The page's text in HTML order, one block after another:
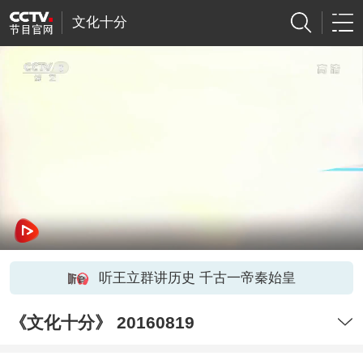
文化十分
听王立群讲历史 千古一帝秦始皇
《文化十分》 20160819